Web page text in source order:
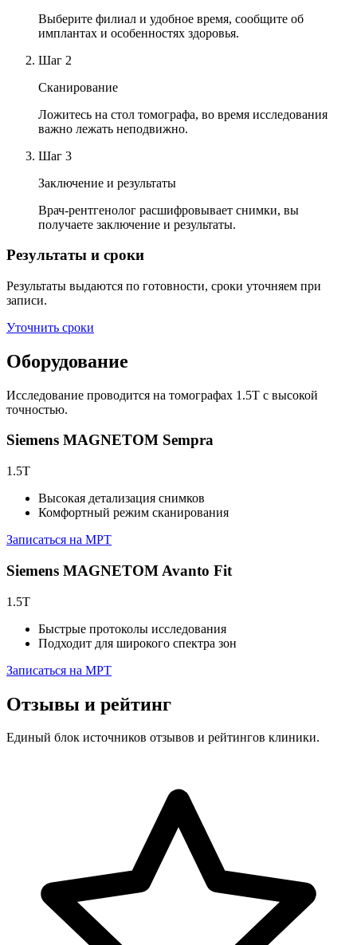
Выберите филиал и удобное время, сообщите об
имплантах и особенностях здоровья.
Шаг 2
Сканирование
Ложитесь на стол томографа, во время исследования
важно лежать неподвижно.
Шаг 3
Заключение и результаты
Врач-рентгенолог расшифровывает снимки, вы
получаете заключение и результаты.
Результаты и сроки
Результаты выдаются по готовности, сроки уточняем при
записи.
Уточнить сроки
Оборудование
Исследование проводится на томографах 1.5T с высокой
точностью.
Siemens MAGNETOM Sempra
1.5T
Высокая детализация снимков
Комфортный режим сканирования
Записаться на МРТ
Siemens MAGNETOM Avanto Fit
1.5T
Быстрые протоколы исследования
Подходит для широкого спектра зон
Записаться на МРТ
Отзывы и рейтинг
Единый блок источников отзывов и рейтингов клиники.